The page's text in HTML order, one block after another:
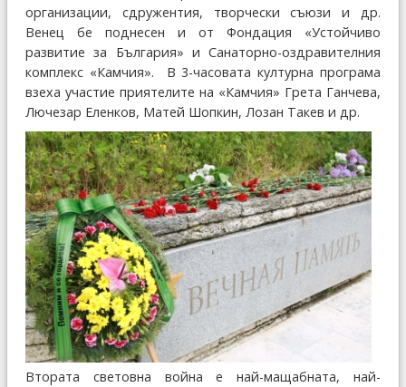
организации, сдружентия, творчески съюзи и др.
Венец бе поднесен и от Фондация «Устойчиво
развитие за България» и Санаторно-оздравителния
комплекс «Камчия». В 3-часовата културна програма
взеха участие приятелите на «Камчия» Грета Ганчева,
Лючезар Еленков, Матей Шопкин, Лозан Такев и др.
Втората световна война е най-мащабната, най-